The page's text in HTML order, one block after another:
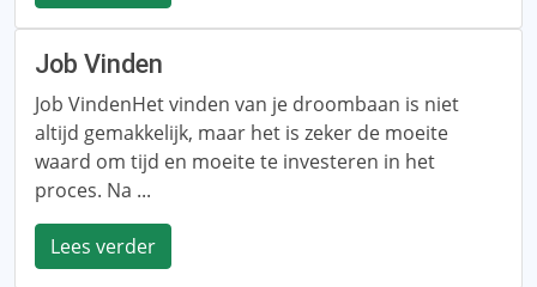
Job Vinden
Job VindenHet vinden van je droombaan is niet
altijd gemakkelijk, maar het is zeker de moeite
waard om tijd en moeite te investeren in het
proces. Na ...
Lees verder